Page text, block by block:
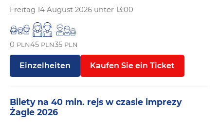
Freitag 14 August 2026 unter 13:00
0 PLN45 PLN35 PLN
Einzelheiten Kaufen Sie ein Ticket
Bilety na 40 min. rejs w czasie imprezy
Żagle 2026